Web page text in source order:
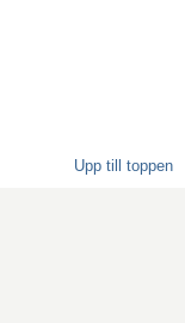
Upp till toppen